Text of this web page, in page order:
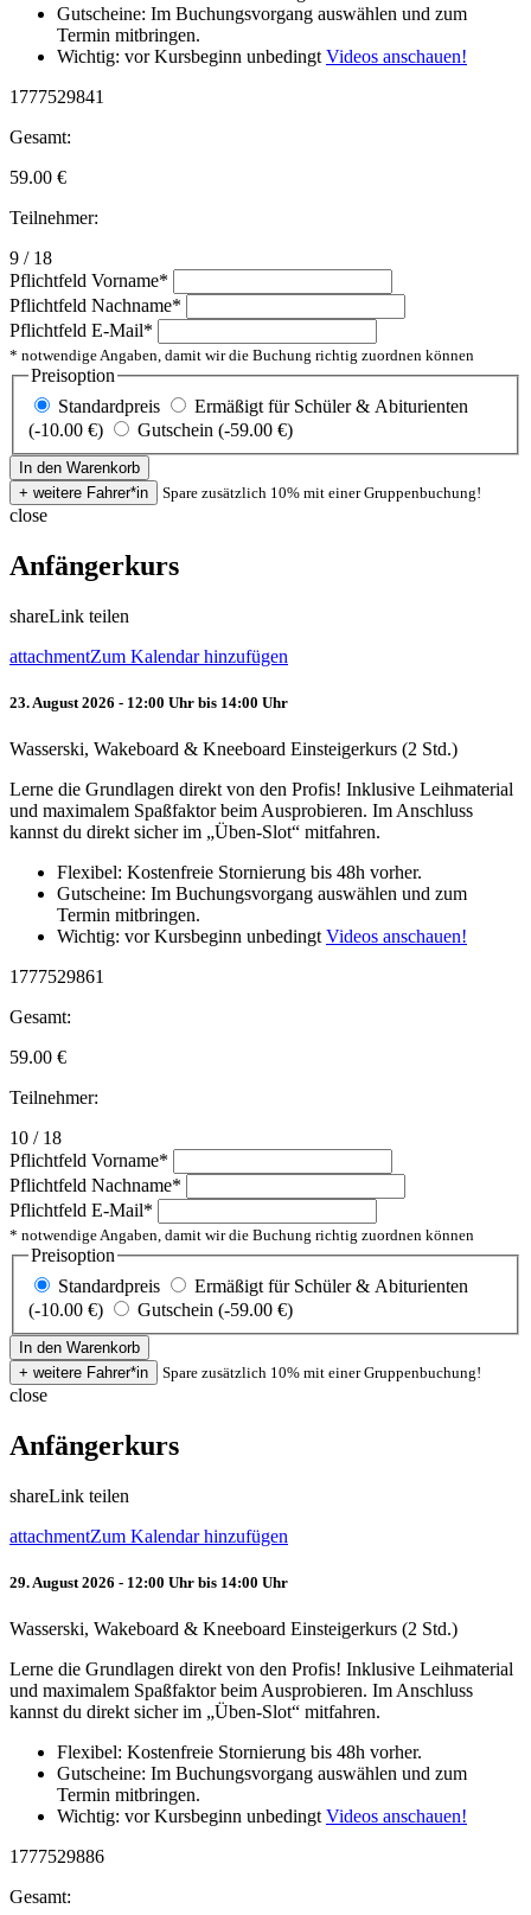
Gutscheine: Im Buchungsvorgang auswählen und zum
Termin mitbringen.
Wichtig: vor Kursbeginn unbedingtVideos anschauen!
1777529841
Gesamt:
59.00 €
Teilnehmer:
9 / 18
Pflichtfeld Vorname*
Pflichtfeld Nachname*
Pflichtfeld E-Mail*
* notwendige Angaben, damit wir die Buchung richtig zuordnen können
Preisoption
Standardpreis
Ermäßigt für Schüler & Abiturienten
(-10.00 €)
Gutschein (-59.00 €)
Spare zusätzlich 10% mit einer Gruppenbuchung!
close
Anfängerkurs
shareLink teilen
attachmentZum Kalendar hinzufügen
23. August 2026 - 12:00 Uhr bis 14:00 Uhr
Wasserski, Wakeboard & Kneeboard Einsteigerkurs (2 Std.)
Lerne die Grundlagen direkt von den Profis! Inklusive Leihmaterial
und maximalem Spaßfaktor beim Ausprobieren. Im Anschluss
kannst du direkt sicher im „Üben-Slot“ mitfahren.
Flexibel: Kostenfreie Stornierung bis 48h vorher.
Gutscheine: Im Buchungsvorgang auswählen und zum
Termin mitbringen.
Wichtig: vor Kursbeginn unbedingt Videos anschauen!
1777529861
Gesamt:
59.00 €
Teilnehmer:
10 / 18
Pflichtfeld Vorname*
Pflichtfeld Nachname*
Pflichtfeld E-Mail*
* notwendige Angaben, damit wir die Buchung richtig zuordnen können
Preisoption
Standardpreis
Ermäßigt für Schüler & Abiturienten
(-10.00 €)
Gutschein (-59.00 €)
Spare zusätzlich 10% mit einer Gruppenbuchung!
close
Anfängerkurs
shareLink teilen
attachmentZum Kalendar hinzufügen
29. August 2026 - 12:00 Uhr bis 14:00 Uhr
Wasserski, Wakeboard & Kneeboard Einsteigerkurs (2 Std.)
Lerne die Grundlagen direkt von den Profis! Inklusive Leihmaterial
und maximalem Spaßfaktor beim Ausprobieren. Im Anschluss
kannst du direkt sicher im „Üben-Slot“ mitfahren.
Flexibel: Kostenfreie Stornierung bis 48h vorher.
Gutscheine: Im Buchungsvorgang auswählen und zum
Termin mitbringen.
Wichtig: vor Kursbeginn unbedingt Videos anschauen!
1777529886
Gesamt: